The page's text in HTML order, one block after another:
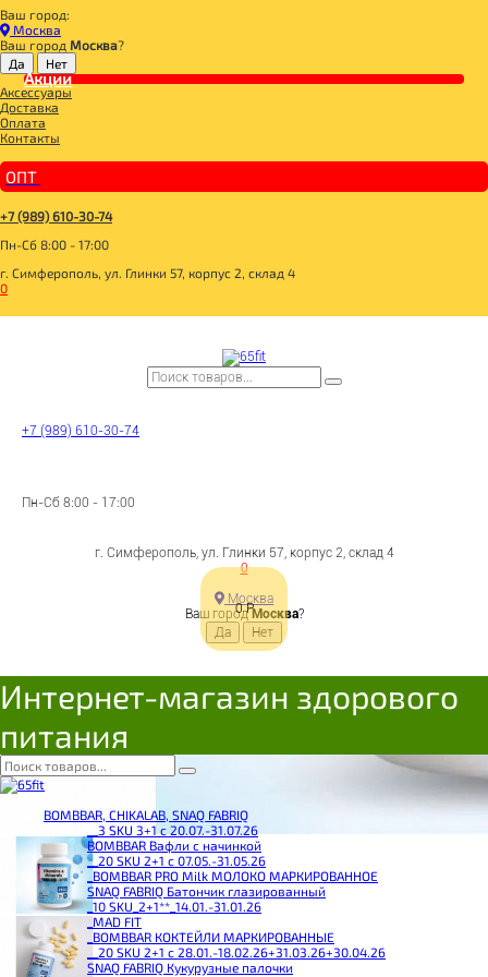
Ваш город:
Москва
Ваш город Москва?
Акции
Аксессуары
Доставка
Оплата
Контакты
ОПТ
+7 (989) 610-30-74
Пн-Сб 8:00 - 17:00
г. Симферополь, ул. Глинки 57, корпус 2, склад 4
0
+7 (989) 610-30-74
Пн-Сб 8:00 - 17:00
г. Симферополь, ул. Глинки 57, корпус 2, склад 4
0
0Р
Москва
Ваш городМосква?
Интернет-магазин здорового
питания
BOMBBAR, CHIKALAB, SNAQ FABRIQ
__3 SKU 3+1 с 20.07.-31.07.26
BOMBBAR Вафли с начинкой
__20 SKU 2+1 с 07.05.-31.05.26
_BOMBBAR PRO Milk МОЛОКО МАРКИРОВАННОЕ
SNAQ FABRIQ Батончик глазированный
_10 SKU_2+1**_14.01.-31.01.26
_MAD FIT
_BOMBBAR КОКТЕЙЛИ МАРКИРОВАННЫЕ
__20 SKU 2+1 с 28.01.-18.02.26+31.03.26+30.04.26
SNAQ FABRIQ Кукурузные палочки
Главная
BOMBBAR, CHIKALAB, SNAQ FABRIQ
CHIKALAB Витамины, минералы, пищевые добавки
CHIKALAB Комплексная пищевая добавка "Витамакс" 60 таблеток